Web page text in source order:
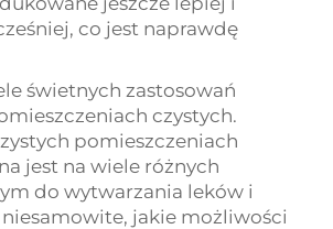
co jest naprawdę
świetnych zastosowań
czystych.
pomieszczeniach
jest na wiele różnych
do wytwarzania leków i
jakie możliwości